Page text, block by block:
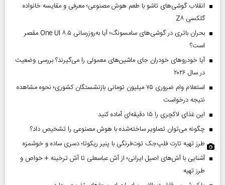
انقلاب گوشی‌های تاشو‌ با طعم هوش مصنوعی؛ معرفی و مقایسه خانواده
گلکسی Z۸
بحران باتری در گوشی‌های سامسونگ؛ آیا به‌روزرسانی One UI ۸.۵ مقصر
است؟
آیا خودروهای خودران جای ماشین‌های معمولی را می‌گیرند؟ بررسی وضعیت
در سال ۲۰۲۶
استعلام وام ضروری ۷۵ میلیون تومانی بازنشستگان کشوری؛ نحوه مشاهده
نتیجه درخواست
این غذای لاکچری را ۱۵ دقیقه‌ای آماده کنید
چگونه می‌توان تصاویر ساخته‌شده با هوش مصنوعی را تشخیص داد؟
طرز تهیه تارت فلپ‌جک توت‌فرنگی با پنیر ریکوتا؛ دسری ساده و خوشمزه
آشنایی با آش‌های اصیل ایرانی؛ از آش عباسعلی تا آش ترخینه + خواص و
طرز تهیه